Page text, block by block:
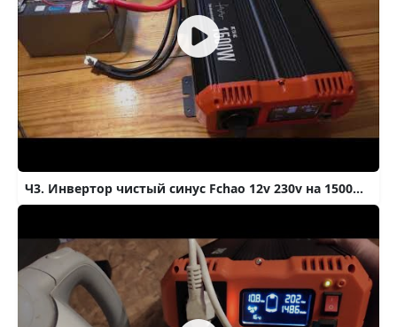
Ч3. Инвертор чистый синус Fchao 12v 230v на 1500W | ИБП для дома | Блекаут 2024